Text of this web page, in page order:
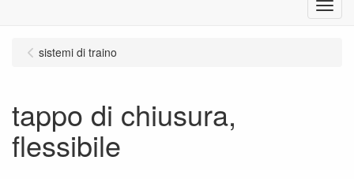
Menu
sistemi di traino
tappo di chiusura,
flessibile